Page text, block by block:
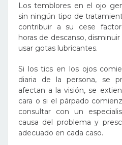
Los temblores en el ojo
sin ningún tipo de
contribuir a su cese
horas de descanso,
usar gotas lubricantes.
Si los tics en los ojos
diaria de la persona, se
afectan a la visión, se
cara o si el párpado
consultar con un
causa del problema y
adecuado en cada caso.